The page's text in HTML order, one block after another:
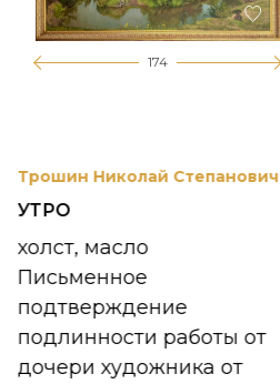
174
Трошин Николай Степанович
УТРО
холст, масло
Письменное
подтверждение
подлинности работы от
дочери художника от